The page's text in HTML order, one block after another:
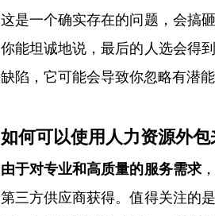
这是一个确实存在的问题，会搞
你能坦诚地说，最后的人选会得
缺陷，它可能会导致你忽略有潜能
如何可以使用人力资源外
由于对专业和高质量的服务需求
第三方供应商获得。值得关注的